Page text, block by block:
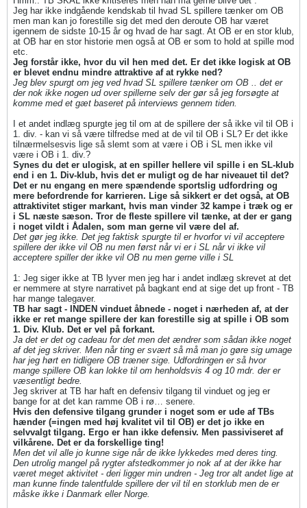
Jeg har ikke indgående kendskab til hvad SL spillere tænker om OB
men man kan jo forestille sig det med den deroute OB har været
igennem de sidste 10-15 år og hvad de har sagt. At OB er en stor klub,
at OB har en stor historie men også at OB er som to hold at spille mod
etc.
Jeg forstår ikke, hvor du vil hen med det. Er det ikke logisk at OB
er blevet endnu mindre attraktive af at rykke ned?
Jeg blev spurgt om jeg ved hvad SL spillere tænker om OB .. det er
der nok ikke nogen ud over spillerne selv der gør så jeg forsøgte at
komme med et gæt baseret på interviews gennem tiden.
I et andet indlæg spurgte jeg til om at de spillere der så ikke vil til OB i
1. div. - kan vi så være tilfredse med at de vil til OB i SL? Er det ikke
tilnærmelsesvis lige så slemt som at være i OB i SL men ikke vil
være i OB i 1. div.?
Synes du det er ulogisk, at en spiller hellere vil spille i en SL-klub
end i en 1. Div-klub, hvis det er muligt og de har niveauet til det?
Det er nu engang en mere spændende sportslig udfordring og
mere befordrende for karrieren. Lige så sikkert er det også, at OB
attraktivitet stiger markant, hvis man vinder 32 kampe i træk og er
i SL næste sæson. Tror de fleste spillere vil tænke, at der er gang
i noget vildt i Ådalen, som man gerne vil være del af.
Det gør jeg ikke. Det jeg faktisk spurgte til er hvorfor vi vil acceptere
spillere der ikke vil OB nu men først når vi er i SL når vi ikke vil
acceptere spiller der ikke vil OB nu men gerne ville i SL
1: Jeg siger ikke at TB lyver men jeg har i andet indlæg skrevet at det
er nemmere at styre narrativet på bagkant end at sige det up front - TB
har mange talegaver.
TB har sagt - INDEN vinduet åbnede - noget i nærheden af, at der
ikke er ret mange spillere der kan forestille sig at spille i OB som
1. Div. Klub. Det er vel på forkant.
Ja det er det og cadeau for det men det ændrer som sådan ikke noget
af det jeg skriver. Men når ting er svært så må man jo gøre sig umage
har jeg hørt en tidligere OB træner sige. Udfordringen er så hvor
mange spillere OB kan lokke til om henholdsvis 4 og 10 mdr. der er
væsentligt bedre.
Jeg skriver at TB har haft en defensiv tilgang til vinduet og jeg er
bange for at det kan ramme OB i rø… senere.
Hvis den defensive tilgang grunder i noget som er ude af TBs
hænder (=ingen med høj kvalitet vil til OB) er det jo ikke en
selvvalgt tilgang. Ergo er han ikke defensiv. Men passiviseret af
vilkårene. Det er da forskellige ting!
Men det vil alle jo kunne sige når de ikke lykkedes med deres ting.
Den utrolig mangel på rygter afstedkommer jo nok af at der ikke har
været meget aktivitet - deri ligger min undren - Jeg tror alt andet lige at
man kunne finde talentfulde spillere der vil til en storklub men de er
måske ikke i Danmark eller Norge.